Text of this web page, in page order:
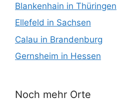
Blankenhain in Thüringen
Ellefeld in Sachsen
Calau in Brandenburg
Gernsheim in Hessen
Noch mehr Orte